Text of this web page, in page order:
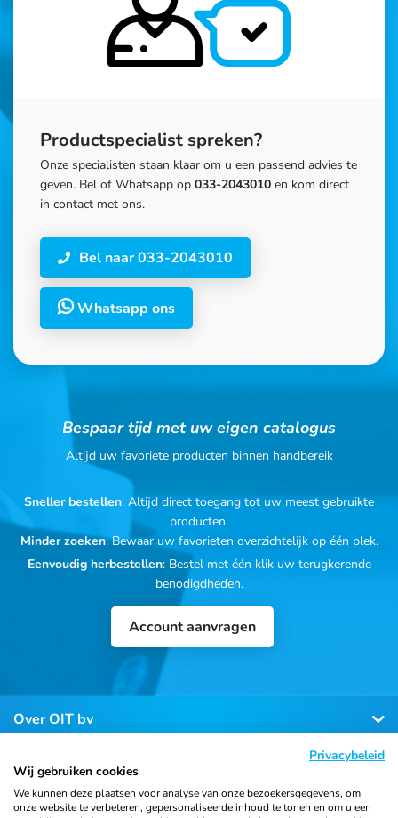
Productspecialist spreken?
Onze specialisten staan klaar om u een passend advies te
geven. Bel of Whatsapp op 033-2043010 en kom direct
in contact met ons.
Bel naar 033-2043010
Whatsapp ons
Bespaar tijd met uw eigen catalogus
Altijd uw favoriete producten binnen handbereik
Sneller bestellen: Altijd direct toegang tot uw meest gebruikte
producten.
Minder zoeken: Bewaar uw favorieten overzichtelijk op één plek.
Eenvoudig herbestellen: Bestel met één klik uw terugkerende
benodigdheden.
Account aanvragen
Over OIT bv
Klantenservice
Privacybeleid
Wij gebruiken cookies
We kunnen deze plaatsen voor analyse van onze bezoekersgegevens, om
onze website te verbeteren, gepersonaliseerde inhoud te tonen en om u een